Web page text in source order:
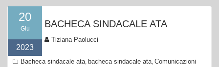
20
Giu
2023
BACHECA SINDACALE ATA
Tiziana Paolucci
Bacheca sindacale ata, bacheca sindacale ata, Comunicazioni